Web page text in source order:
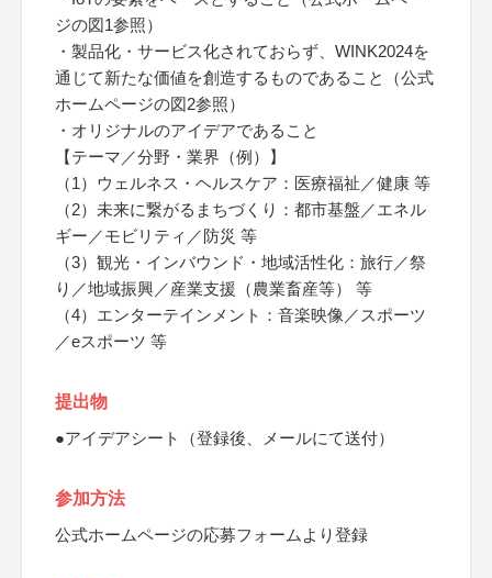
ジの図1参照）
・製品化・サービス化されておらず、WINK2024を
通じて新たな価値を創造するものであること（公式
ホームページの図2参照）
・オリジナルのアイデアであること
【テーマ／分野・業界（例）】
（1）ウェルネス・ヘルスケア：医療福祉／健康 等
（2）未来に繋がるまちづくり：都市基盤／エネル
ギー／モビリティ／防災 等
（3）観光・インバウンド・地域活性化：旅行／祭
り／地域振興／産業支援（農業畜産等） 等
（4）エンターテインメント：音楽映像／スポーツ
／eスポーツ 等
提出物
●アイデアシート（登録後、メールにて送付）
参加方法
公式ホームページの応募フォームより登録